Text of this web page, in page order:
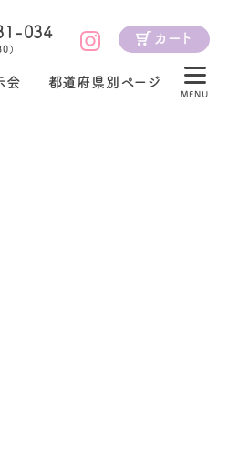
034
）
カート
会 都道府県別ページ
MENU